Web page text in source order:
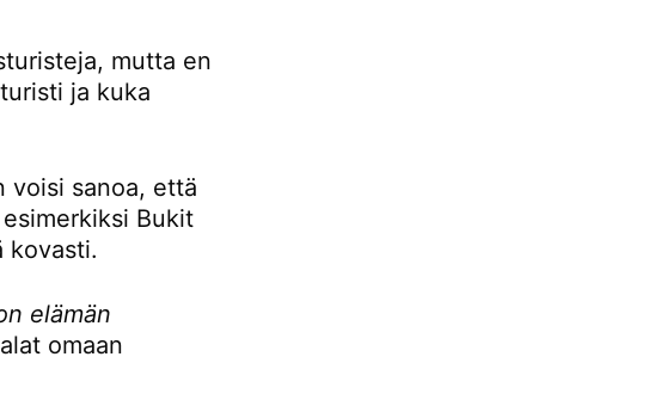
mutta en
ja kuka
voisi sanoa, että
esimerkiksi Bukit
kovasti.
elämän
omaan